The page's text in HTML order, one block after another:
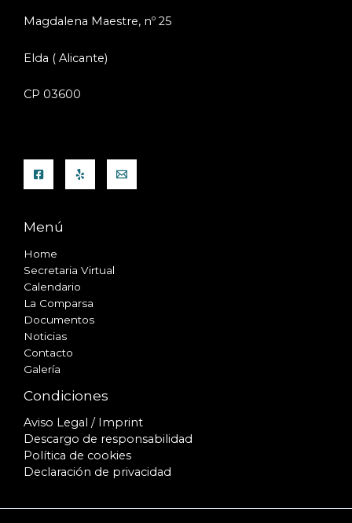
Magdalena Maestre, nº 25
Elda ( Alicante)
CP 03600
Menú
Home
Secretaria Virtual
Calendario
La Comparsa
Documentos
Noticias
Contacto
Galería
Condiciones
Aviso Legal / Imprint
Descargo de responsabilidad
Política de cookies
Declaración de privacidad